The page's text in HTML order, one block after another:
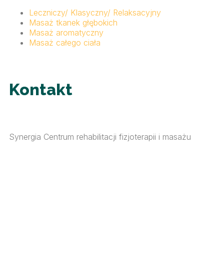
Leczniczy/ Klasyczny/ Relaksacyjny
Masaż tkanek głębokich
Masaż aromatyczny
Masaż całego ciała
Kontakt
Synergia Centrum rehabilitacji fizjoterapii i masażu